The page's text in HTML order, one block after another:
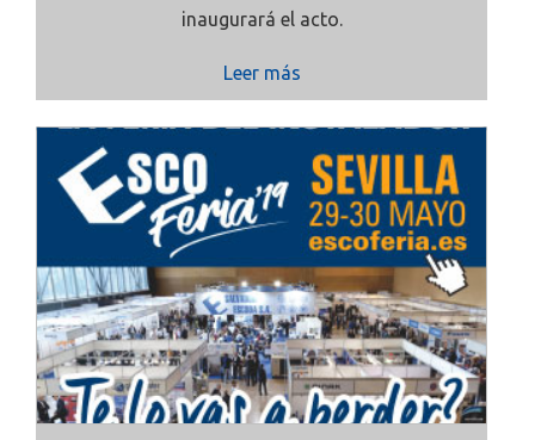
inaugurará el acto.
Leer más